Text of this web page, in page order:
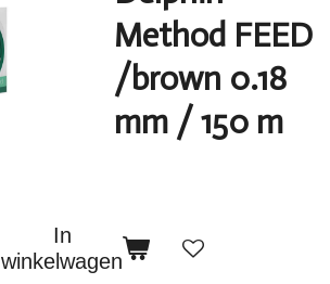
Method FEED
/brown 0.18
mm / 150 m
In
winkelwagen